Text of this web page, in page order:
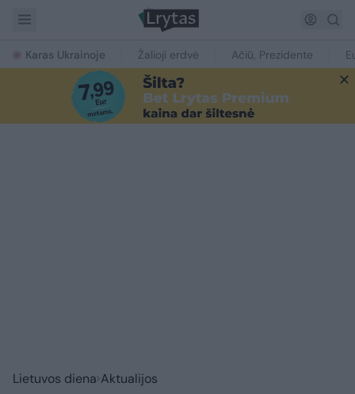
Karas Ukrainoje Žalioji erdvė Ačiū, Prezidente
Lietuvos diena Aktualijos